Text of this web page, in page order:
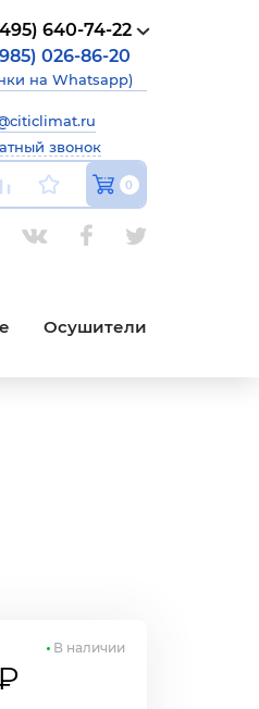
640-74-22
026-86-20
на Whatsapp)
звонок
0
Осушители
В наличии